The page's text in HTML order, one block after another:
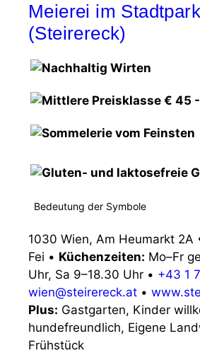
Meierei im Stadtpark
(Steirereck)
Bedeutung der Symbole
1030 Wien, Am Heumarkt 2A
Fei • Küchenzeiten: Mo–Fr
Uhr, Sa 9–18.30 Uhr • +43 1
wien@steirereck.at •
Plus: Gastgarten, Kinder
hundefreundlich, Eigene
Frühstück